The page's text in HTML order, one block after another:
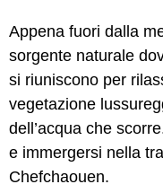
Appena fuori dalla
sorgente naturale
si riuniscono per
vegetazione
dell’acqua che
e immergersi nella
Chefchaouen.